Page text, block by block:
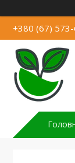
+380 (67)